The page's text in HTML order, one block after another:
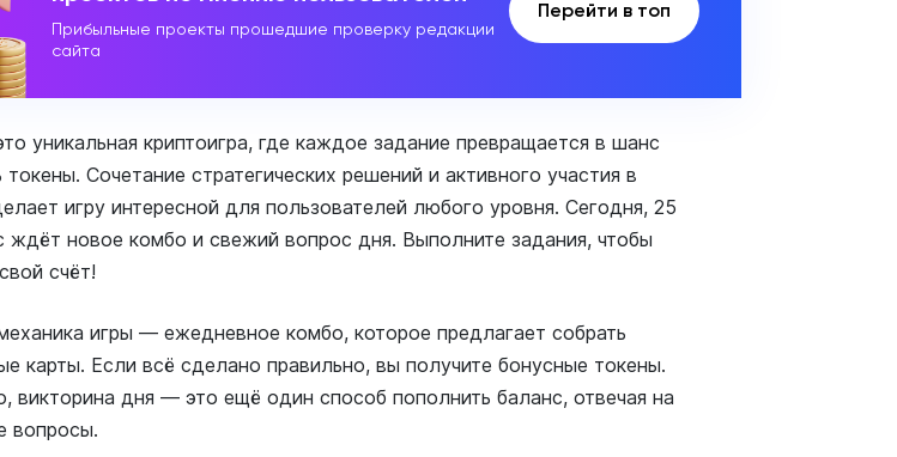
Прибыльные проекты прошедшие проверку редакции
сайта
Перейти в топ
уникальная криптоигра, где каждое задание превращается в шанс
токены. Сочетание стратегических решений и активного участия в
игру интересной для пользователей любого уровня. Сегодня, 25
ждёт новое комбо и свежий вопрос дня. Выполните задания, чтобы
счёт!
игры — ежедневное комбо, которое предлагает собрать
карты. Если всё сделано правильно, вы получите бонусные токены.
викторина дня — это ещё один способ пополнить баланс, отвечая на
вопросы.